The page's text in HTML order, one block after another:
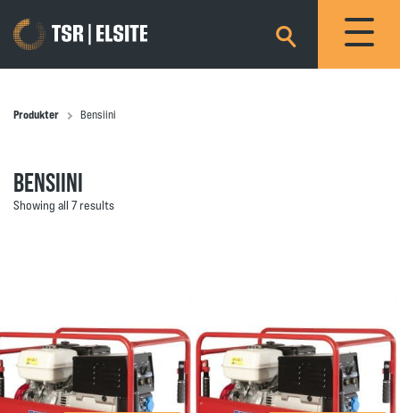
×
Produkter Bensiini
BENSIINI
Showing all 7 results